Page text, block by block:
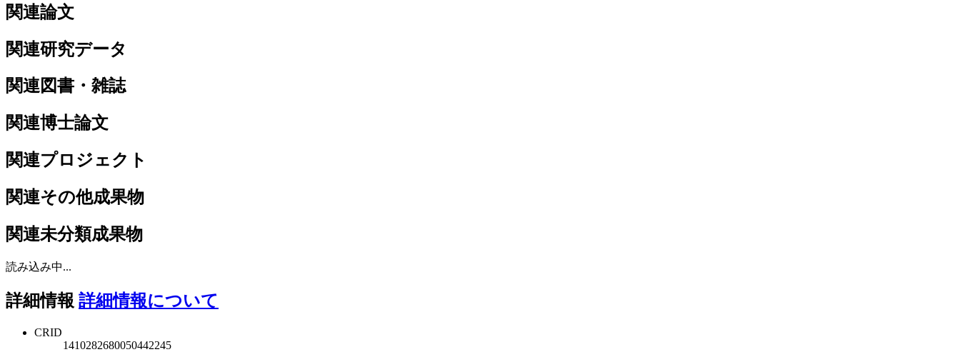
関連論文
関連研究データ
関連図書・雑誌
関連博士論文
関連プロジェクト
関連その他成果物
関連未分類成果物
読み込み中...
詳細情報 詳細情報について
CRID
1410282680050442245